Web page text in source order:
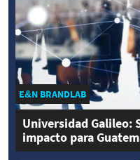
E&N BRANDLAB
Universidad Galileo:
impacto para